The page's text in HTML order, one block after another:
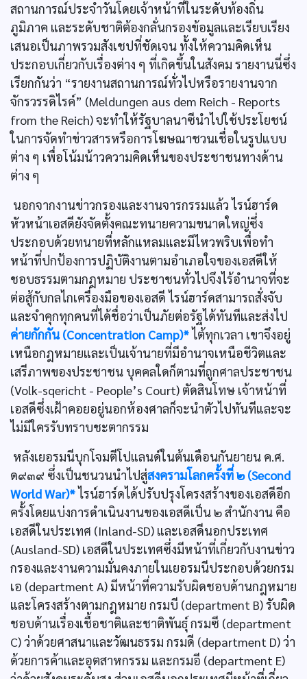
สถานการณ์ประจำวันโดยเจ้าหน้าที่ในระดับท้องถิ่น
ภูมิภาค และระดับชาติต้องกลั่นกรองข้อมูลและเรียบเรียง
เสนอเป็นภาพรวมสังเชปที่ชัดเจน ทั้งให้ความคิดเห็น
ประกอบเกี่ยวกับเรื่องต่าง ๆ ที่เกิดขึ้นในสังคม รายงานนี่ซึ่ง
เรียกกันว่า “รายงานสถานการณ์ทั่วไปหรือรายงานจาก
จักรวรรดิไรค์” (Meldungen aus dem Reich - Reports
from the Reich) จะทำให้รัฐบาลนาซีนำไปใช้ประโยชน์
ในการจัดทำข่าวสารหรือการโฆษณาชวนเชื่อในรูปแบบ
ต่าง ๆ เพื่อโน้มน้าวความคิดเห็นของประชาชนทางด้าน
ต่าง ๆ
นอกจากงานข่าวกรองและงานจารกรรมแล้ว ไรน์ฮาร์ด
หัวหน้าเอสดียังจัดตั้งคณะทนายความขนาดใหญ่ซึ่ง
ประกอบด้วยทนายที่หลักแหลมและมีไหวพริบเพื่อทำ
หน้าที่ปกป้องการปฏิบัติงานตามอำเภอใจของเอสดีให้
ชอบธรรมตามกฎหมาย ประชาชนทั่วไปจึงไร้อำนาจที่จะ
ต่อสู้กับกลไกเครื่องมือของเอสดี ไรน์ฮาร์ดสามารถสั่งจับ
และจำคุกทุกคนที่ได้ชื่อว่าเป็นภัยต่อรัฐได้ทันทีและส่งไป
ค่ายกักกัน (Concentration Camp)*ไต้ทุกเวลา เขาจึงอยู่
เหนือกฎหมายและเป็นเจ้านายที่มีอำนาจเหนือชีวิตและ
เสรีภาพของประชาชน บุคคลใดก็ตามที่ถูกศาลประชาชน
(Volk-sqericht - People’s Court) ตัดสินโทษ เจ้าหน้าที่
เอสดีซึ่งเฝ้าคอยอยู่นอกห้องศาลก็จะนำตัวไปทันทีและจะ
ไม่มีใครรับทราบชะตากรรม
หลังเยอรมนีบุกโจมตีโปแลนด์ในต้นเดือนกันยายน ค.ศ.
ด๙๓๙ ซึ่งเป็นชนวนนำไปสู่สงครามโลกครั้งที่ ๒ (Second
World War)*ไรน์ฮาร์ดได้ปรับปรุงโครงสร้างของเอสดีอีก
ครั้งโดยแบ่งการดำเนินงานของเอสดีเป็น ๒ สำนักงาน คือ
เอสดีในประเทศ (Inland-SD) และเอสดีนอกประเทศ
(Ausland-SD) เอสดีในประเทศซึ่งมีหน้าที่เกี่ยวกับงานข่าว
กรองและงานความมั่นคงภายในเยอรมนีประกอบด้วยกรม
เอ (department A) มีหน้าที่ความรับผิดชอบด้านกฎหมาย
และโครงสร้างตามกฎหมาย กรมบี (department B) รับผิด
ชอบด้านเรื่องเชื้อชาติและชาติพันธุ์ กรมซี (department
C) ว่าด้วยศาสนาและวัฒนธรรม กรมดี (department D) ว่า
ด้วยการค้าและอุตสาหกรรม และกรมอี (department E)